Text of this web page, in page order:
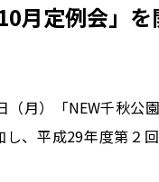
月定例会」
（月）「NEW千秋公
し、平成29年度第２